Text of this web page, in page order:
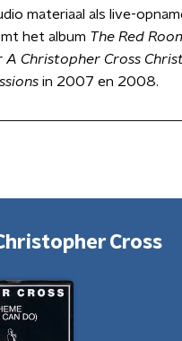
materiaal als live-
het album The Red
A Christopher Cross
in 2007 en 2008.
Cross